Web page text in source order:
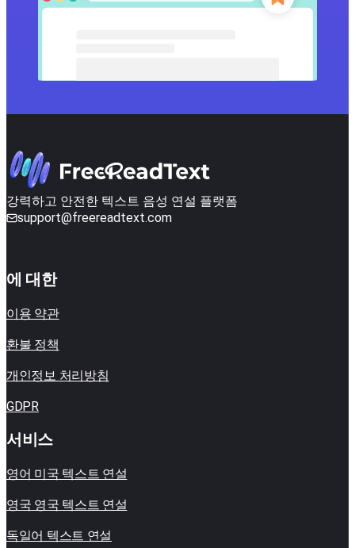
강력하고 안전한 텍스트 음성 연설 플랫폼
support@freereadtext.com
에 대한
이용 약관
환불 정책
개인정보 처리방침
GDPR
서비스
영어 미국 텍스트 연설
영국 영국 텍스트 연설
독일어 텍스트 연설